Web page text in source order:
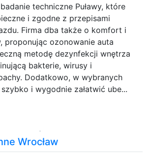
techniczne Puławy, które
i zgodne z przepisami
Firma dba także o komfort i
proponując ozonowanie auta
metodę dezynfekcji wnętrza
bakterie, wirusy i
Dodatkowo, w wybranych
i wygodnie załatwić ube...
Wrocław